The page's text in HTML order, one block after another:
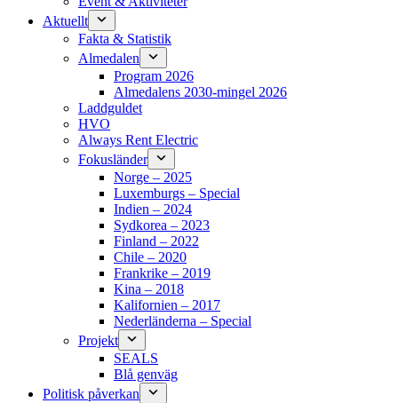
Aktuellt
Fakta & Statistik
Almedalen
Program 2026
Almedalens 2030-mingel 2026
Laddguldet
HVO
Always Rent Electric
Fokusländer
Norge – 2025
Luxemburgs – Special
Indien – 2024
Sydkorea – 2023
Finland – 2022
Chile – 2020
Frankrike – 2019
Kina – 2018
Kalifornien – 2017
Nederländerna – Special
Projekt
SEALS
Blå genväg
Politisk påverkan